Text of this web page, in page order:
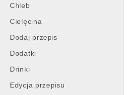
Chleb
Cielęcina
Dodaj przepis
Dodatki
Drinki
Edycja przepisu